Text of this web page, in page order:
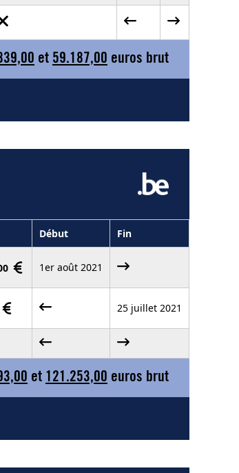
et 59.187,00 euros brut
Début Fin
1er août 2021
25 juillet 2021
et 121.253,00 euros brut